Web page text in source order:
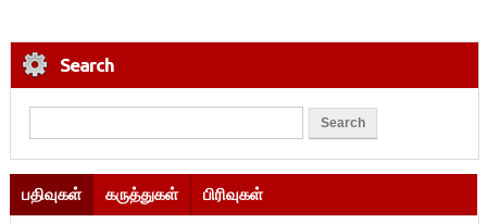
Search
பதிவுகள் கருத்துகள் பிரிவுகள்